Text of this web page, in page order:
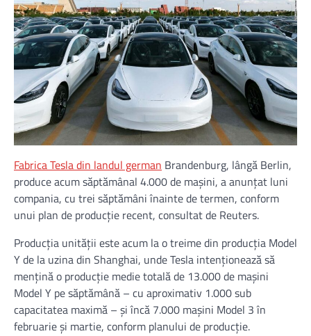
Fabrica Tesla din landul german Brandenburg, lângă Berlin,
produce acum săptămânal 4.000 de maşini, a anunţat luni
compania, cu trei săptămâni înainte de termen, conform
unui plan de producţie recent, consultat de Reuters.
Producţia unităţii este acum la o treime din producţia Model
Y de la uzina din Shanghai, unde Tesla intenţionează să
menţină o producţie medie totală de 13.000 de maşini
Model Y pe săptămână – cu aproximativ 1.000 sub
capacitatea maximă – şi încă 7.000 maşini Model 3 în
februarie şi martie, conform planului de producţie.